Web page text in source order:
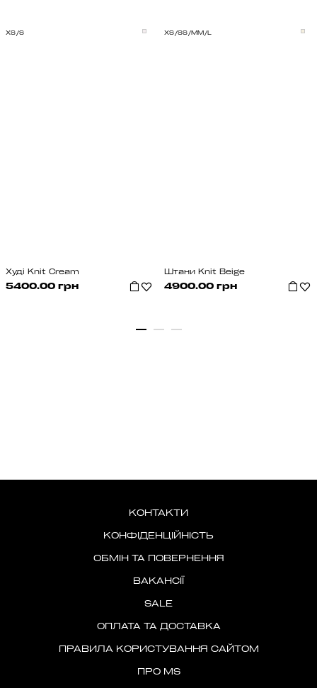
XS/S
Худі Knit Cream
5400.00 грн
XS/SS/M M/L
Штани Knit Beige
4900.00 грн
КОНТАКТИ
КОНФІДЕНЦІЙНІСТЬ
ОБМІН ТА ПОВЕРНЕННЯ
ВАКАНСІЇ
SALE
ОПЛАТА ТА ДОСТАВКА
ПРАВИЛА КОРИСТУВАННЯ САЙТОМ
ПРО MS